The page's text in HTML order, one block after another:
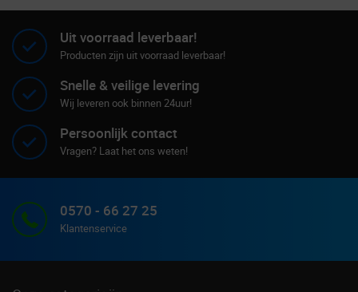
Uit voorraad leverbaar!
Producten zijn uit voorraad leverbaar!
Snelle & veilige levering
Wij leveren ook binnen 24uur!
Persoonlijk contact
Vragen? Laat het ons weten!
0570 - 66 27 25
Klantenservice